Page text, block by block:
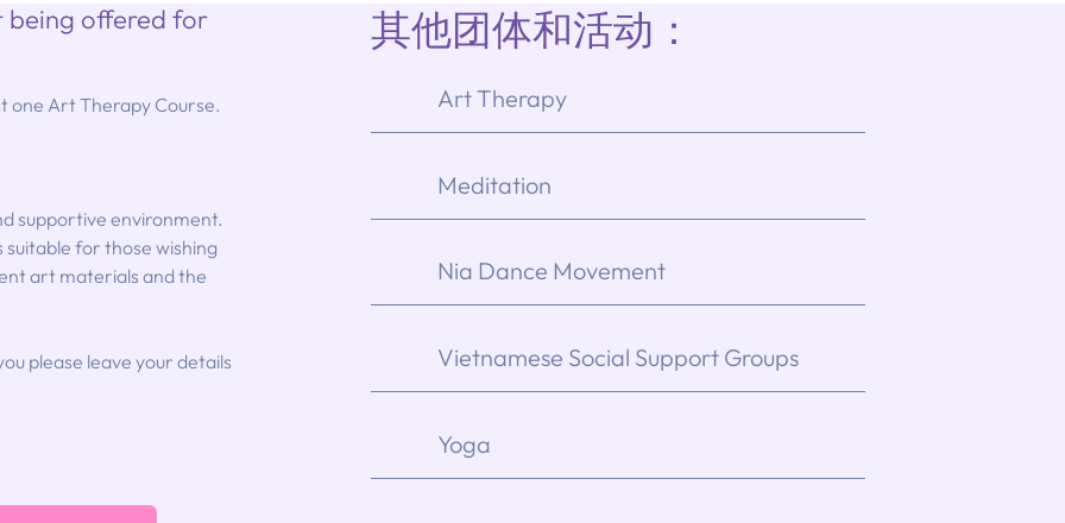
being offered for
one Art Therapy Course.
supportive environment.
for those wishing
art materials and the
please leave your details
其他团体和活动：
Art Therapy
Meditation
Nia Dance Movement
Vietnamese Social Support Groups
Yoga